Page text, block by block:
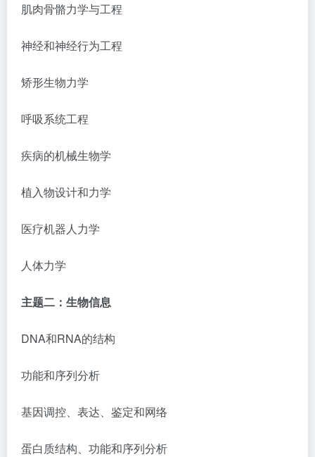
肌肉骨骼力学与工程
神经和神经行为工程
矫形生物力学
呼吸系统工程
疾病的机械生物学
植入物设计和力学
医疗机器人力学
人体力学
主题二：生物信息
DNA和RNA的结构
功能和序列分析
基因调控、表达、鉴定和网络
蛋白质结构、功能和序列分析